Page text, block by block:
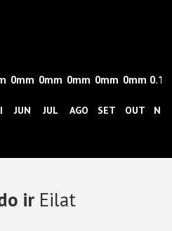
0mm
JUN
0mm
JUL
0mm
AGO
0mm
SET
0mm
OUT NOV
irEilat